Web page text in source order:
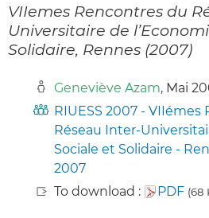
VIIemes Rencontres du
Universitaire de
Solidaire, Rennes (2007)
Geneviève Azam, Mai
RIUESS 2007 -
Réseau Inter-
Sociale et Solidaire -
2007
To download :
PDF (68